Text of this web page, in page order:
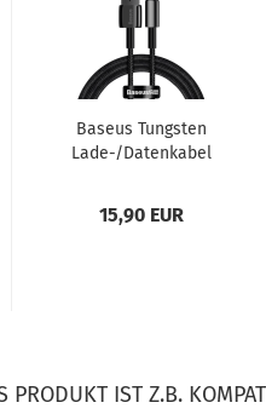
Ba­seus Tungs­ten
Lade-/Da­ten­ka­bel
15,90 EUR
PRODUKT IST Z.B.